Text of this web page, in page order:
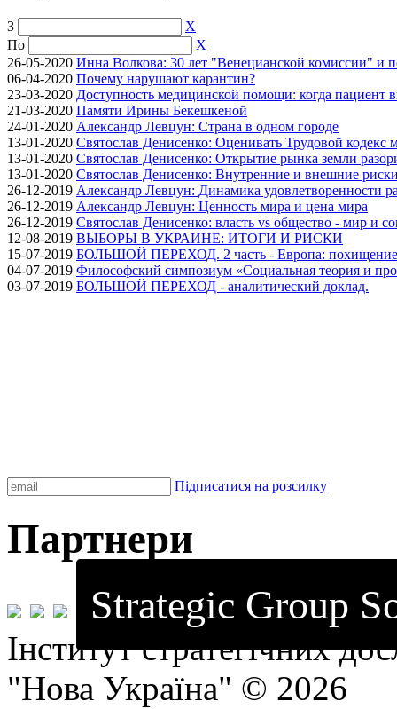
З
X
По
X
26-05-2020 Инна Волкова: 30 лет "Венецианской комиссии" и
06-04-2020 Почему нарушают карантин?
23-03-2020 Доступность медицинской помощи: когда пациент
21-03-2020 Памяти Ирины Бекешкеной
24-01-2020 Александр Левцун: Страна в одном городе
13-01-2020 Святослав Денисенко: Оценивать Трудовой кодекс
13-01-2020 Святослав Денисенко: Открытие рынка земли
13-01-2020 Святослав Денисенко: Внутренние и внешние
26-12-2019 Александр Левцун: Динамика удовлетворенности
26-12-2019 Александр Левцун: Ценность мира и цена мира
26-12-2019 Святослав Денисенко: власть vs общество - мир и
12-08-2019 ВЫБОРЫ В УКРАИНЕ: ИТОГИ И РИСКИ
15-07-2019 БОЛЬШОЙ ПЕРЕХОД. 2 часть - Европа: похищение
04-07-2019 Философский симпозиум «Социальная теория и
03-07-2019 БОЛЬШОЙ ПЕРЕХОД - аналитический доклад.
Підписатися на розсилку
Партнери
Strategic Group
Інститут стратегічних
"Нова Україна" © 2026